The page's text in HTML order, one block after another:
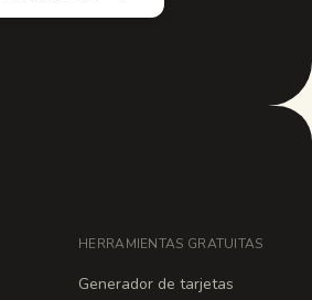
HERRAMIENTAS GRATUITAS
Generador de tarjetas